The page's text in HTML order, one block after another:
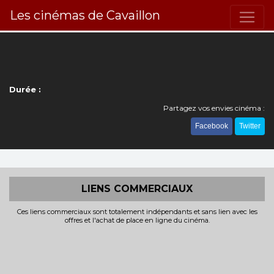
Les cinémas de Cavaillon
Durée :
Partagez vos envies cinéma :
Facebook Twitter
LIENS COMMERCIAUX
Ces liens commerciaux sont totalement indépendants et sans lien avec les
offres et l'achat de place en ligne du cinéma.